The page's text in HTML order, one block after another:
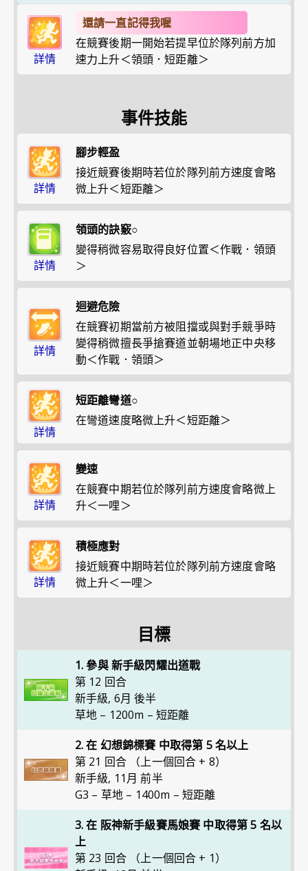
詳情
還請一直記得我喔
在競賽後期一開始若提早位於隊列前方加
速力上升＜領頭．短距離＞
事件技能
詳情
腳步輕盈
接近競賽後期時若位於隊列前方速度會略
微上升＜短距離＞
詳情
領頭的訣竅○
變得稍微容易取得良好位置＜作戰．領頭
＞
詳情
迴避危險
在競賽初期當前方被阻擋或與對手競爭時
變得稍微擅長爭搶賽道並朝場地正中央移
動＜作戰．領頭＞
詳情
短距離彎道○
在彎道速度略微上升＜短距離＞
詳情
變速
在競賽中期若位於隊列前方速度會略微上
升＜一哩＞
詳情
積極應對
接近競賽中期時若位於隊列前方速度會略
微上升＜一哩＞
目標
1. 參與 新手級閃耀出道戰
第 12 回合
新手級, 6月 後半
草地 – 1200m – 短距離
2. 在 幻想錦標賽 中取得第 5 名以上
第 21 回合 （上一個回合 + 8）
新手級, 11月 前半
G3 – 草地 – 1400m – 短距離
3. 在 阪神新手級賽馬娘賽 中取得第 5 名以
上
第 23 回合 （上一個回合 + 1）